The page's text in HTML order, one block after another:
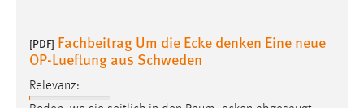
[PDF] Fachbeitrag Um die Ecke denken Eine neue
OP-Lueftung aus Schweden
Relevanz: